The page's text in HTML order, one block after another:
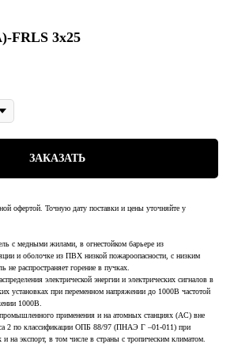
FRLS 3х25
ЗАКАЗАТЬ
офертой. Точную дату поставки и цены уточняйте у
с медными жилами, в огнестойком барьере из
и оболочке из ПВХ низкой пожароопасности, с низким
распространяет горение в пучках.
электрической энергии и электрических сигналов в
установках при переменном напряжении до 1000В частотой
1000В.
применения и на атомных станциях (АС) вне
2 по классификации ОПБ 88/97 (ПНАЭ Г –01-011) при
на экспорт, в том числе в страны с тропическим климатом.